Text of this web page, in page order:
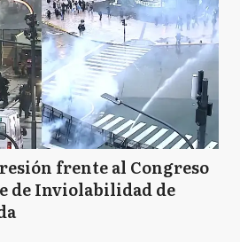
frente al Congreso
de Inviolabilidad de